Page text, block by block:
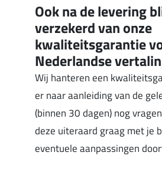
Ook na de levering
verzekerd van onze
kwaliteitsgarantie
Nederlandse
Wij hanteren een
er naar aanleiding van de
(binnen 30 dagen) nog
deze uiteraard graag met je
eventuele aanpassingen